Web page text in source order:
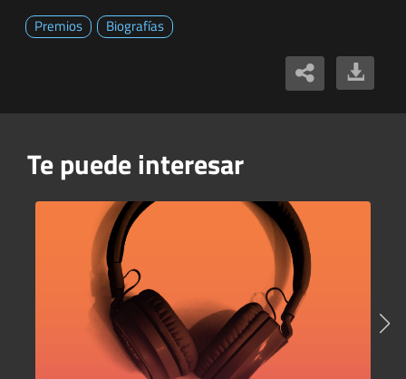
Premios
Biografías
Te puede interesar